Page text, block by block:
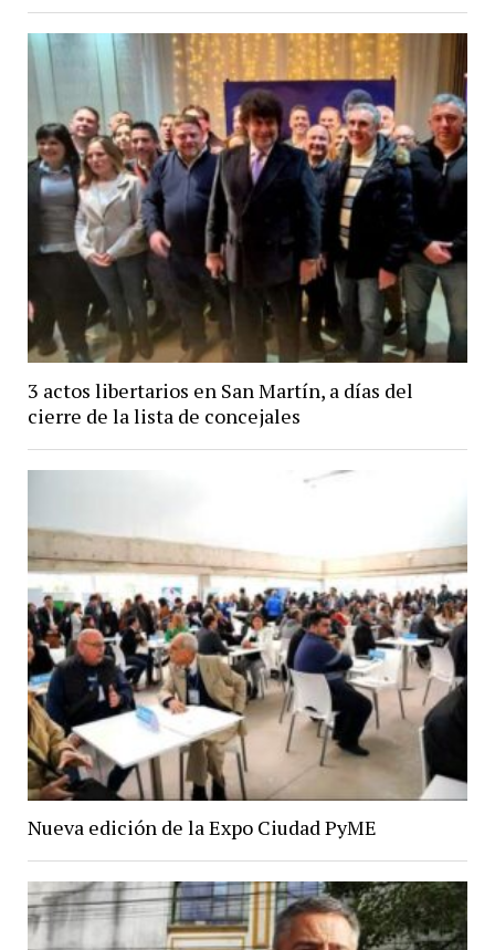
3 actos libertarios en San Martín, a días del
cierre de la lista de concejales
Nueva edición de la Expo Ciudad PyME